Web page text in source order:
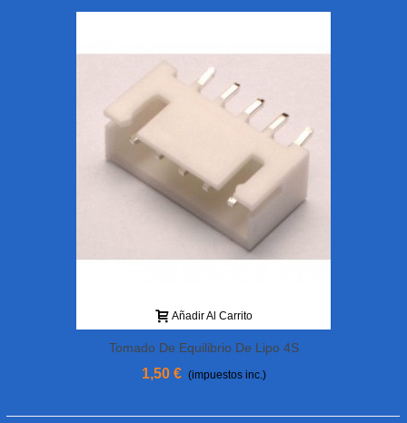
Añadir Al Carrito
Tomado De Equilibrio De Lipo 4S
Femenino XH (2)
1,50 € (impuestos inc.)